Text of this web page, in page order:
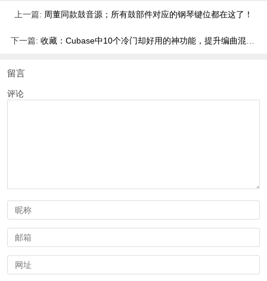
上一篇: 周董同款鼓音源；所有鼓部件对应的钢琴键位都在这了！
下一篇: 收藏：Cubase中10个冷门却好用的神功能，提升编曲混音效率！
留言
评论